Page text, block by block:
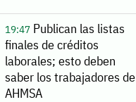
19:47Publican las listas
finales de créditos
laborales; esto deben
saber los trabajadores de
AHMSA